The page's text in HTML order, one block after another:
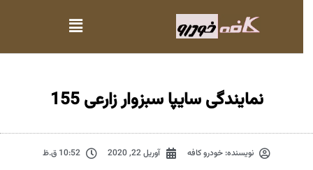
نمایندگی سایپا سبزوار زارعی 155
نویسنده:خودرو کافه آوریل 22, 2020 10:52 ق.ظ